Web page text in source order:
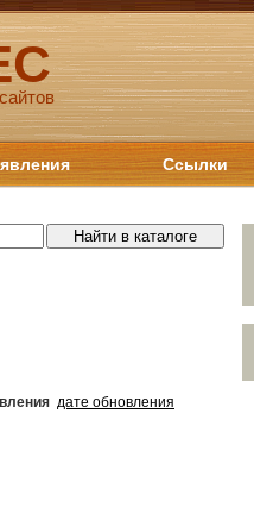
Ссылки
дате обновления